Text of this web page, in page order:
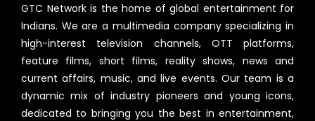
GTC Network is the home of global entertainment for
Indians. We are a multimedia company specializing in
high-interest television channels, OTT platforms,
feature films, short films, reality shows, news and
current affairs, music, and live events. Our team is a
dynamic mix of industry pioneers and young icons,
dedicated to bringing you the best in entertainment,